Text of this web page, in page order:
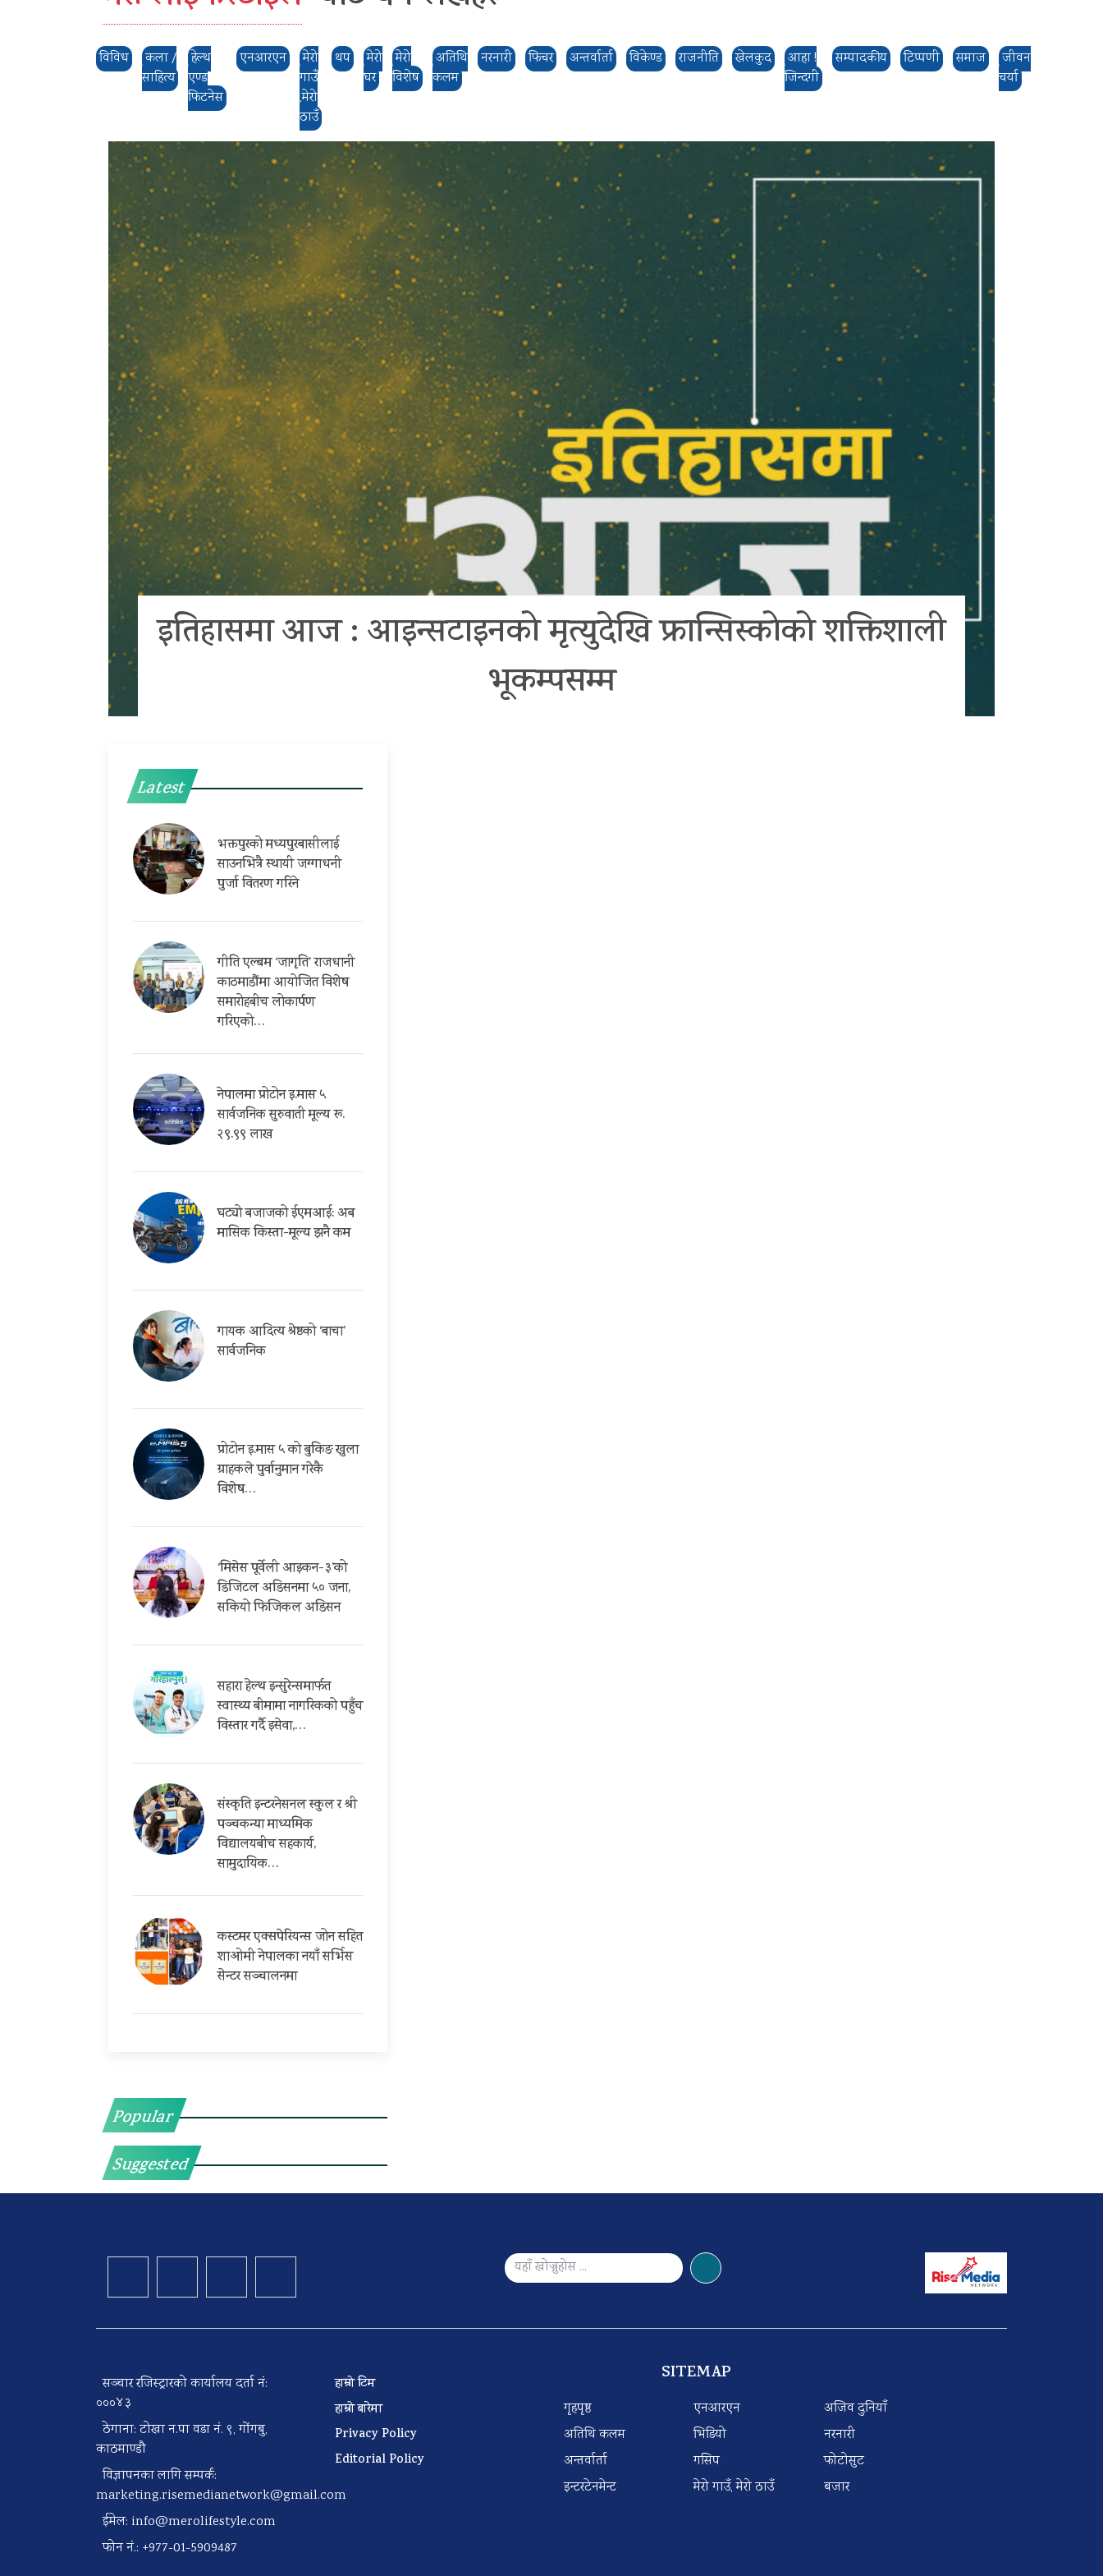
विविध
कला /
साहित्य
हेल्थ
एण्ड
फिटनेस
एनआरएन
मेरो
गाउँ
,मेरो
ठाउँ
थप
मेरो
घर
मेरो
विशेष
अतिथि
कलम
नरनारी फिचर अन्तर्वार्ता विकेण्ड राजनीति खेलकुद
आहा !
जिन्दगी
सम्पादकीय टिप्पणी समाज
जीवन
चर्या
इतिहासमा आज : आइन्सटाइनको मृत्युदेखि फ्रान्सिस्कोको शक्तिशाली
भूकम्पसम्म
Latest
भक्तपुरको मध्यपुरबासीलाई
साउनभित्रै स्थायी जग्गाधनी
पुर्जा वितरण गरिने
गीति एल्बम ‘जागृति’ राजधानी
काठमाडौंमा आयोजित विशेष
समारोहबीच लोकार्पण
गरिएको…
नेपालमा प्रोटोन इ.मास ५
सार्वजनिक सुरुवाती मूल्य रू.
२९.९९ लाख
घट्यो बजाजको ईएमआई: अब
मासिक किस्ता-मूल्य झनै कम
गायक आदित्य श्रेष्ठको ‘बाचा’
सार्वजनिक
प्रोटोन इ.मास ५ को बुकिङ खुला
ग्राहकले पुर्वानुमान गरेकै
विशेष…
‘मिसेस पूर्वेली आइकन-३’को
डिजिटल अडिसनमा ५० जना,
सकियो फिजिकल अडिसन
सहारा हेल्थ इन्सुरेन्समार्फत
स्वास्थ्य बीमामा नागरिकको पहुँच
विस्तार गर्दै इसेवा,…
संस्कृति इन्टरनेसनल स्कुल र श्री
पञ्चकन्या माध्यमिक
विद्यालयबीच सहकार्य,
सामुदायिक…
कस्टमर एक्सपेरियन्स जोन सहित
शाओमी नेपालका नयाँ सर्भिस
सेन्टर सञ्चालनमा
Popular
Suggested
सञ्चार रजिस्ट्रारको कार्यालय दर्ता नं:
०००४३
ठेगाना: टोखा न.पा वडा नं. ९, गोंगबु,
काठमाण्डौ
विज्ञापनका लागि सम्पर्क:
marketing.risemedianetwork@gmail.com
ईमेल: info@merolifestyle.com
फोन नं.: +977-01-5909487
हाम्रो टिम
हाम्रो बारेमा
Privacy Policy
Editorial Policy
SITEMAP
गृहपृष्ठ
अतिथि कलम
अन्तर्वार्ता
इन्टरटेनमेन्ट
एनआरएन
भिडियो
गसिप
मेरो गाउँ, मेरो ठाउँ
अजिव दुनियाँ
नरनारी
फोटोसुट
बजार